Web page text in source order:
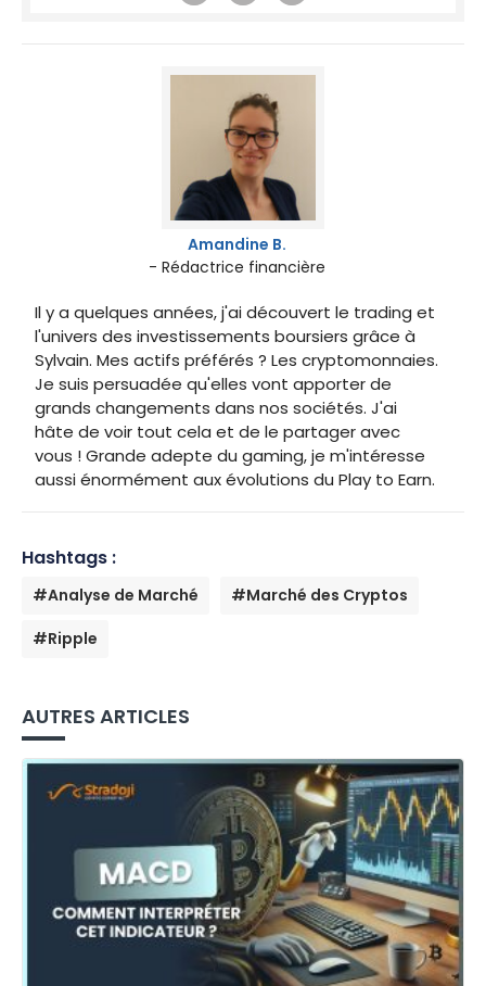
Amandine B.
- Rédactrice financière
Il y a quelques années, j'ai découvert le trading et
l'univers des investissements boursiers grâce à
Sylvain. Mes actifs préférés ? Les cryptomonnaies.
Je suis persuadée qu'elles vont apporter de
grands changements dans nos sociétés. J'ai
hâte de voir tout cela et de le partager avec
vous ! Grande adepte du gaming, je m'intéresse
aussi énormément aux évolutions du Play to Earn.
Hashtags :
#Analyse de Marché
#Marché des Cryptos
#Ripple
AUTRES ARTICLES